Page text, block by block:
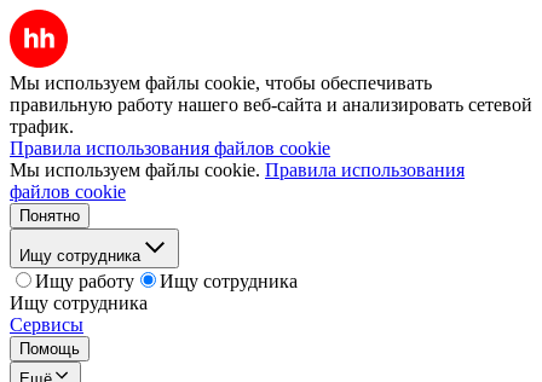
Мы используем файлы cookie, чтобы обеспечивать
правильную работу нашего веб-сайта и анализировать сетевой
трафик.
Правила использования файлов cookie
Мы используем файлы cookie. Правила использования
файлов cookie
Понятно
Ищу сотрудника
Ищу работу
Ищу сотрудника
Ищу сотрудника
Сервисы
Помощь